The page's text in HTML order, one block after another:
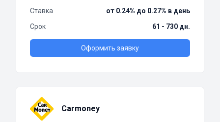
Ставка
от 0.24% до 0.27% в день
Срок
61 - 730 дн.
Оформить заявку
Carmoney